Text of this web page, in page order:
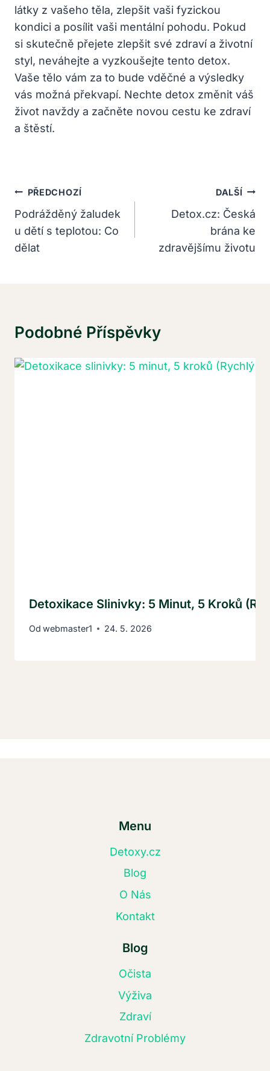
látky z vašeho těla, zlepšit vaši fyzickou
kondici a posílit vaši ​mentální pohodu. Pokud
⁣si skutečně přejete⁣ zlepšit své​ zdraví a životní‍
styl, neváhejte ⁢a vyzkoušejte tento detox.
Vaše‍ tělo vám⁤ za ⁣to bude vděčné a výsledky
vás možná ​překvapí. Nechte detox ⁢změnit váš​
život navždy a začněte novou​ cestu ke zdraví
a štěstí.
Navigace
Pro
Příspěvek
PŘEDCHOZÍ
Podrážděný žaludek
u dětí s teplotou: Co
dělat
DALŠÍ
Detox.cz: Česká
brána ke
zdravějšímu životu
Podobné Příspěvky
Detoxikace Slinivky: 5 Minut, 5 Kroků
Od webmaster1 24. 5. 2026
Menu
Detoxy.cz
Blog
O Nás
Kontakt
Blog
Očista
Výživa
Zdraví
Zdravotní Problémy